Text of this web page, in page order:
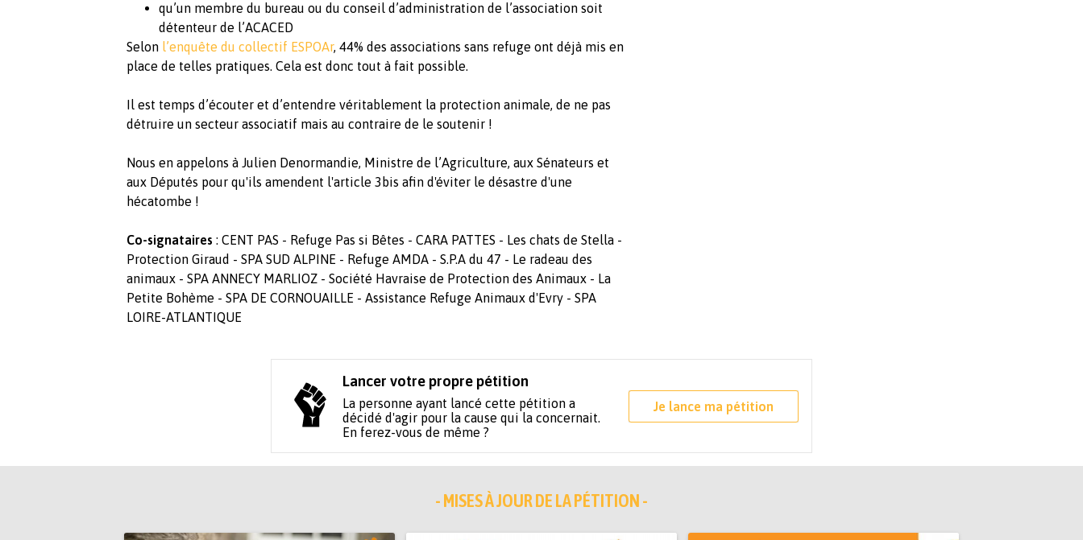
qu’un membre du bureau ou du conseil d’administration de l’association soit
détenteur de l’ACACED
Selon l’enquête du collectif ESPOAr, 44% des associations sans refuge ont déjà mis en
place de telles pratiques. Cela est donc tout à fait possible.
Il est temps d’écouter et d’entendre véritablement la protection animale, de ne pas
détruire un secteur associatif mais au contraire de le soutenir !
Nous en appelons à Julien Denormandie, Ministre de l’Agriculture, aux Sénateurs et
aux Députés pour qu'ils amendent l'article 3bis afin d'éviter le désastre d'une
hécatombe !
Co-signataires : CENT PAS - Refuge Pas si Bêtes - CARA PATTES - Les chats de Stella -
Protection Giraud - SPA SUD ALPINE - Refuge AMDA - S.P.A du 47 - Le radeau des
animaux - SPA ANNECY MARLIOZ - Société Havraise de Protection des Animaux - La
Petite Bohème - SPA DE CORNOUAILLE - Assistance Refuge Animaux d'Evry - SPA
LOIRE-ATLANTIQUE
Lancer votre propre pétition
La personne ayant lancé cette pétition a
décidé d'agir pour la cause qui la concernait.
En ferez-vous de même ?
Je lance ma pétition
- MISES À JOUR DE LA PÉTITION -